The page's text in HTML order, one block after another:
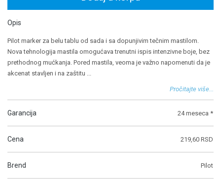
Opis
Pilot marker za belu tablu od sada i sa dopunjivim tečnim mastilom.
Nova tehnologija mastila omogućava trenutni ispis intenzivne boje, bez
prethodnog mućkanja. Pored mastila, veoma je važno napomenuti da je
akcenat stavljen i na zaštitu ...
Pročitajte više...
Garancija 24 meseca *
Cena 219,60 RSD
Brend Pilot